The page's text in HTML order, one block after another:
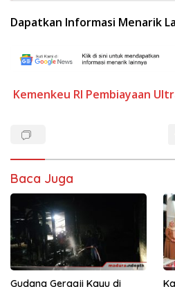
Dapatkan Informasi Menarik
Kemenkeu RI Pembiayaan
Baca Juga
Gudang Gergaji Kayu di